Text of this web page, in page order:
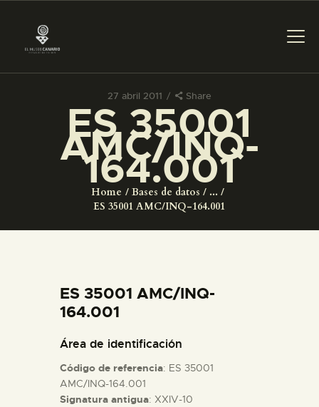
27 abril 2011 Share
ES 35001
AMC/INQ-
164.001
Home Bases de datos
...
ES 35001 AMC/INQ-164.001
PREPARAR LA VISITA
ACTIVIDADES
COLECCIONES
ESPAÑOL
ES 35001 AMC/INQ-
164.001
Área de identificación
Código de referencia: ES 35001
AMC/INQ-164.001
Signatura antigua: XXIV-10